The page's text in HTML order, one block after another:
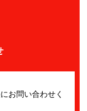
お問い合わせく